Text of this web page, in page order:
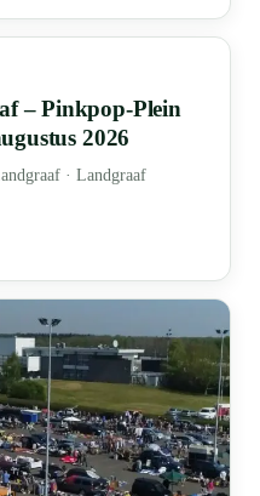
– Pinkpop-Plein
2026
· Landgraaf